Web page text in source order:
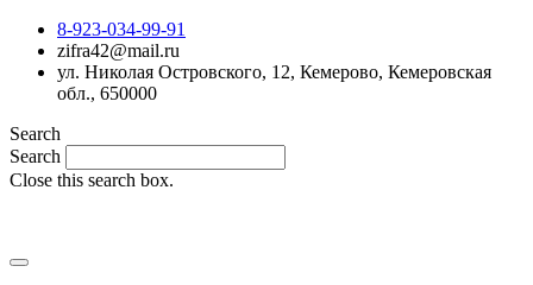
8-923-034-99-91
zifra42@mail.ru
ул. Николая Островского, 12, Кемерово, Кемеровская
обл., 650000
Search
Search
Close this search box.